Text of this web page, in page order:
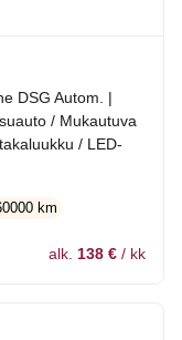
DSG Autom. |
/ Mukautuva
/ LED-
km
alk. 138 € / kk